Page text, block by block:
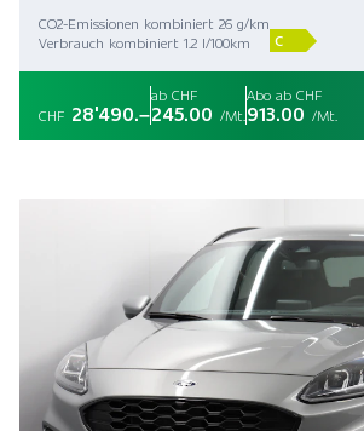
CO2-Emissionen kombiniert 26 g/km
Verbrauch kombiniert 1.2 l/100km
C
CHF 28'490.–
ab CHF
245.00 /Mt.
Abo ab CHF
913.00 /Mt.